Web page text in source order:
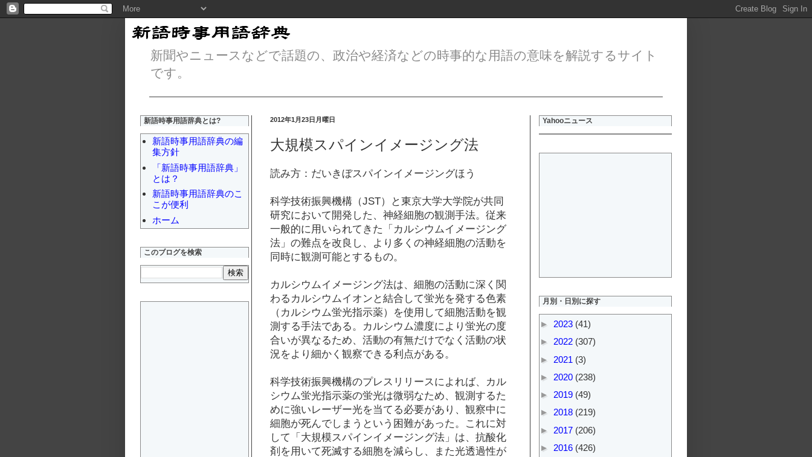
新聞やニュースなどで話題の、政治や経済などの時事的な用語の意味を解説するサイト
です。
2012年1月23日月曜日
大規模スパインイメージング法
読み方：だいきぼスパインイメージングほう
科学技術振興機構（JST）と東京大学大学院が共同
研究において開発した、神経細胞の観測手法。従来
一般的に用いられてきた「カルシウムイメージング
法」の難点を改良し、より多くの神経細胞の活動を
同時に観測可能とするもの。
カルシウムイメージング法は、細胞の活動に深く関
わるカルシウムイオンと結合して蛍光を発する色素
（カルシウム蛍光指示薬）を使用して細胞活動を観
測する手法である。カルシウム濃度により蛍光の度
合いが異なるため、活動の有無だけでなく活動の状
況をより細かく観察できる利点がある。
科学技術振興機構のプレスリリースによれば、カル
シウム蛍光指示薬の蛍光は微弱なため、観測するた
めに強いレーザー光を当てる必要があり、観察中に
細胞が死んでしまうという困難があった。これに対
して「大規模スパインイメージング法」は、抗酸化
剤を用いて死滅する細胞を減らし、また光透過性が
新語時事用語辞典とは?
新語時事用語辞典の編
集方針
「新語時事用語辞典」
とは？
新語時事用語辞典のこ
こが便利
ホーム
このブログを検索
Yahooニュース
月別・日別に探す
► 2023 (41)
► 2022 (307)
► 2021 (3)
► 2020 (238)
► 2019 (49)
► 2018 (219)
► 2017 (206)
► 2016 (426)